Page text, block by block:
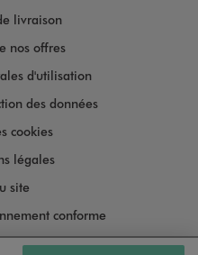
livraison
nos offres
d'utilisation
des données
cookies
légales
site
conforme